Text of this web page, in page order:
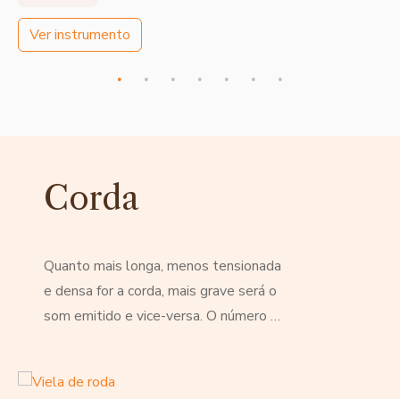
Ver instrumento
Corda
Quanto mais longa, menos tensionada
e densa for a corda, mais grave será o
som emitido e vice-versa. O número …